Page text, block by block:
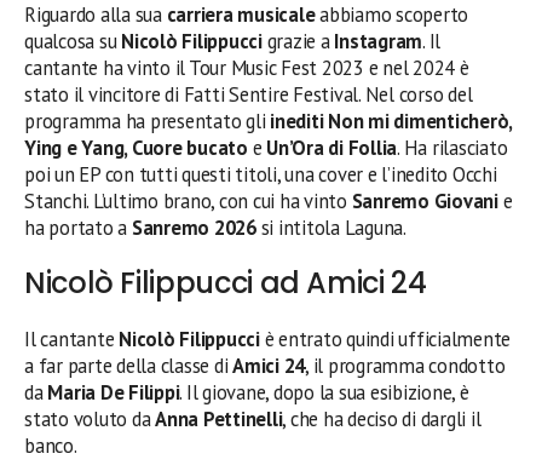
Riguardo alla sua carriera musicaleabbiamo scoperto
qualcosa suNicolò Filippuccigrazie aInstagram. Il
cantante ha vinto il Tour Music Fest 2023 e nel 2024 è
stato il vincitore di Fatti Sentire Festival. Nel corso del
programma ha presentato gli inediti Non mi dimenticherò,
Ying e Yang, Cuore bucato e Un’Ora di Follia. Ha rilasciato
poi un EP con tutti questi titoli, una cover e l’inedito Occhi
Stanchi. L’ultimo brano, con cui ha vinto Sanremo Giovanie
ha portato a Sanremo 2026si intitola Laguna.
Nicolò Filippucci ad Amici 24
Il cantante Nicolò Filippucciè entrato quindi ufficialmente
a far parte della classe diAmici 24, il programma condotto
daMaria De Filippi. Il giovane, dopo la sua esibizione, è
stato voluto daAnna Pettinelli, che ha deciso di dargli il
banco.